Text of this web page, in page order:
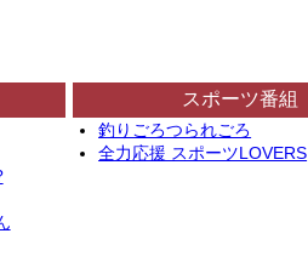
スポーツ番組
釣りごろつられごろ
全力応援 スポーツLOVERS